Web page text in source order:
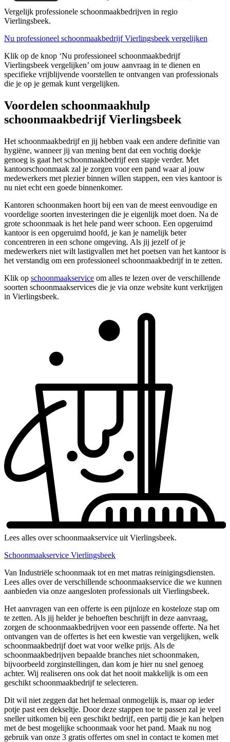
Vergelijk professionele schoonmaakbedrijven in regio
Vierlingsbeek.
Nu professioneel schoonmaakbedrijf Vierlingsbeek vergelijken
Klik op de knop ‘Nu professioneel schoonmaakbedrijf
Vierlingsbeek vergelijken’ om jouw aanvraag in te dienen en
specifieke vrijblijvende voorstellen te ontvangen van professionals
die je op je gemak kunt vergelijken.
Voordelen schoonmaakhulp
schoonmaakbedrijf Vierlingsbeek
Het schoonmaakbedrijf en jij hebben vaak een andere definitie van
hygiëne, wanneer jij van mening bent dat een vochtig doekje
genoeg is gaat het schoonmaakbedrijf een stapje verder. Met
kantoorschoonmaak zal je zorgen voor een pand waar al jouw
medewerkers met plezier binnen willen stappen, een vies kantoor is
nu niet echt een goede binnenkomer.
Kantoren schoonmaken hoort bij een van de meest eenvoudige en
voordelige soorten investeringen die je eigenlijk moet doen. Na de
grote schoonmaak is het hele pand weer schoon. Een opgeruimd
kantoor is een opgeruimd hoofd, je kan je namelijk beter
concentreren in een schone omgeving. Als jij jezelf of je
medewerkers niet wilt lastigvallen met het poetsen van het kantoor is
het verstandig om een professioneel schoonmaakbedrijf in te zetten.
Klik op schoonmaakservice om alles te lezen over de verschillende
soorten schoonmaakservices die je via onze website kunt verkrijgen
in Vierlingsbeek.
Lees alles over schoonmaakservice uit Vierlingsbeek.
Schoonmaakservice Vierlingsbeek
Van Industriële schoonmaak tot en met matras reinigingsdiensten.
Lees alles over de verschillende schoonmaakservice die we kunnen
aanbieden via onze aangesloten professionals uit Vierlingsbeek.
Het aanvragen van een offerte is een pijnloze en kosteloze stap om
te zetten. Als jij helder je behoeften beschrijft in deze aanvraag,
zorgen de schoonmaakbedrijven voor een passende offerte. Na het
ontvangen van de offertes is het een kwestie van vergelijken, welk
schoonmaakbedrijf doet wat voor welke prijs. Als de
schoonmaakbedrijven bepaalde branches niet schoonmaken,
bijvoorbeeld zorginstellingen, dan kom je hier nu snel genoeg
achter. Wij realiseren ons ook dat het nooit makkelijk is om een
geschikt schoonmaakbedrijf te selecteren.
Dit wil niet zeggen dat het helemaal onmogelijk is, maar op ieder
potje past een dekseltje. Door deze stappen toe te passen zal je veel
sneller uitkomen bij een geschikt bedrijf, een partij die je kan helpen
met de best mogelijke schoonmaak voor het pand. Maak nu nog
gebruik van onze 3 gratis offertes om snel in contact te komen met